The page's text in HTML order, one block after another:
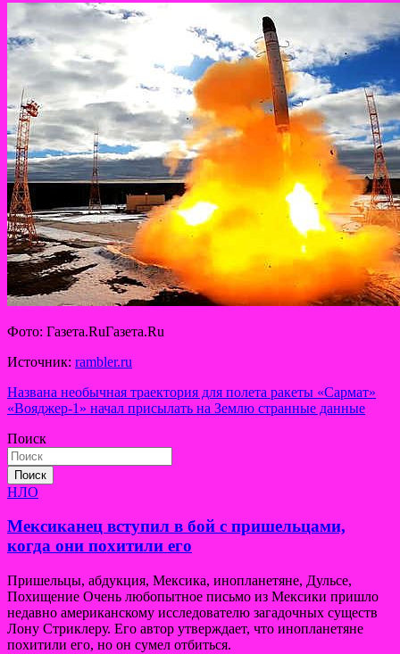
Фото: Газета.RuГазета.Ru
Источник: rambler.ru
Навигация
по
записям
Названа необычная траектория для полета ракеты «Сармат»
«Вояджер-1» начал присылать на Землю странные данные
Поиск
Поиск
НЛО
Мексиканец вступил в бой с пришельцами,
когда они похитили его
Пришельцы, абдукция, Мексика, инопланетяне, Дульсе,
Похищение Очень любопытное письмо из Мексики пришло
недавно американскому исследователю загадочных существ
Лону Стриклеру. Его автор утверждает, что инопланетяне
похитили его, но он сумел отбиться.